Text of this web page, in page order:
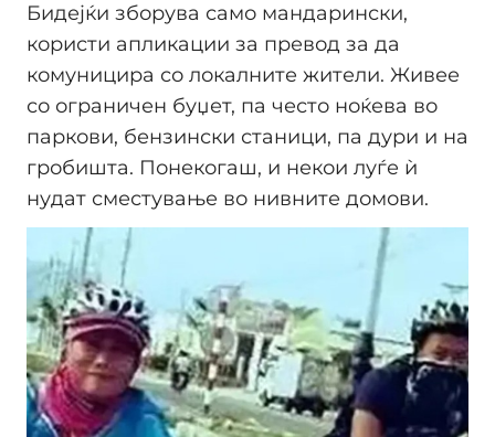
Бидејќи зборува само мандарински,
користи апликации за превод за да
комуницира со локалните жители. Живее
со ограничен буџет, па често ноќева во
паркови, бензински станици, па дури и на
гробишта. Понекогаш, и некои луѓе ѝ
нудат сместување во нивните домови.